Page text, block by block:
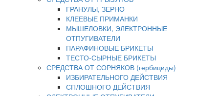
ГРАНУЛЫ, ЗЕРНО
КЛЕЕВЫЕ ПРИМАНКИ
МЫШЕЛОВКИ, ЭЛЕКТРОННЫЕ
ОТПУГИВАТЕЛИ
ПАРАФИНОВЫЕ БРИКЕТЫ
ТЕСТО-СЫРНЫЕ БРИКЕТЫ
СРЕДСТВА ОТ СОРНЯКОВ (гербициды)
ИЗБИРАТЕЛЬНОГО ДЕЙСТВИЯ
СПЛОШНОГО ДЕЙСТВИЯ